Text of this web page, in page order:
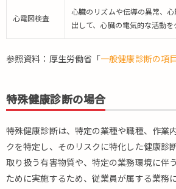
ま
心電図検査
心臓のリズムや伝導の異常、
出して、心臓の電気的な活動
参照資料：厚生労働省「 一般健康診断の項
特殊健康診断の場合
特殊健康診断は、特定の業種や職種、作業
クを特定し、そのリスクに特化した健康診
取り扱う有害物質や、特定の業務環境に伴
ために実施するため、従業員が属する業務